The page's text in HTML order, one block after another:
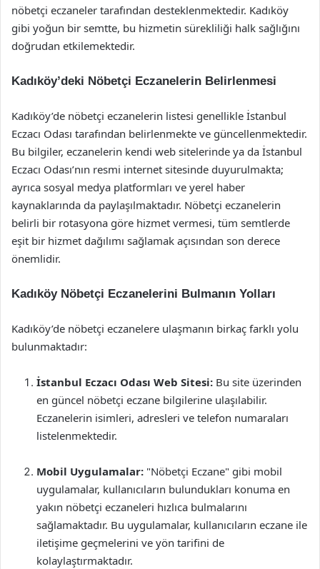
nöbetçi eczaneler tarafından desteklenmektedir. Kadıköy
gibi yoğun bir semtte, bu hizmetin sürekliliği halk sağlığını
doğrudan etkilemektedir.
Kadıköy’deki Nöbetçi Eczanelerin Belirlenmesi
Kadıköy’de nöbetçi eczanelerin listesi genellikle İstanbul
Eczacı Odası tarafından belirlenmekte ve güncellenmektedir.
Bu bilgiler, eczanelerin kendi web sitelerinde ya da İstanbul
Eczacı Odası’nın resmi internet sitesinde duyurulmakta;
ayrıca sosyal medya platformları ve yerel haber
kaynaklarında da paylaşılmaktadır. Nöbetçi eczanelerin
belirli bir rotasyona göre hizmet vermesi, tüm semtlerde
eşit bir hizmet dağılımı sağlamak açısından son derece
önemlidir.
Kadıköy Nöbetçi Eczanelerini Bulmanın Yolları
Kadıköy’de nöbetçi eczanelere ulaşmanın birkaç farklı yolu
bulunmaktadır:
İstanbul Eczacı Odası Web Sitesi: Bu site üzerinden
en güncel nöbetçi eczane bilgilerine ulaşılabilir.
Eczanelerin isimleri, adresleri ve telefon numaraları
listelenmektedir.
Mobil Uygulamalar: "Nöbetçi Eczane" gibi mobil
uygulamalar, kullanıcıların bulundukları konuma en
yakın nöbetçi eczaneleri hızlıca bulmalarını
sağlamaktadır. Bu uygulamalar, kullanıcıların eczane ile
iletişime geçmelerini ve yön tarifini de
kolaylaştırmaktadır.